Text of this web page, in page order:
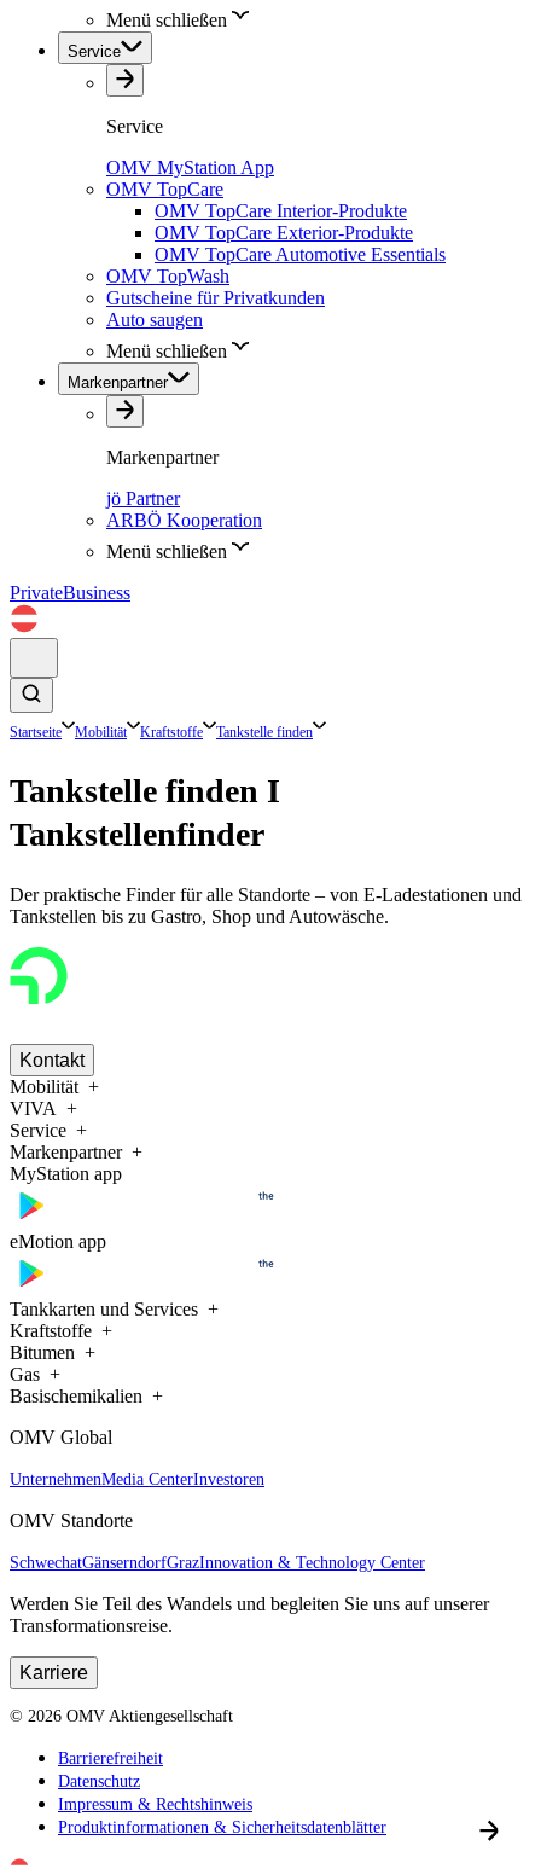
Menü schließen
Service
Service
OMV MyStation App
OMV TopCare
OMV TopCare Interior-Produkte
OMV TopCare Exterior-Produkte
OMV TopCare Automotive Essentials
OMV TopWash
Gutscheine für Privatkunden
Auto saugen
Menü schließen
Markenpartner
Markenpartner
jö Partner
ARBÖ Kooperation
Menü schließen
PrivateBusiness
Startseite Mobilität Kraftstoffe Tankstelle finden
Tankstelle finden I
Tankstellenfinder
Der praktische Finder für alle Standorte – von E-Ladestationen und
Tankstellen bis zu Gastro, Shop und Autowäsche.
Kontakt
Mobilität
VIVA
Service
Markenpartner
MyStation app
eMotion app
Tankkarten und Services
Kraftstoffe
Bitumen
Gas
Basischemikalien
OMV Global
UnternehmenMedia CenterInvestoren
OMV Standorte
SchwechatGänserndorfGrazInnovation & Technology Center
Werden Sie Teil des Wandels und begleiten Sie uns auf unserer
Transformationsreise.
Karriere
© 2026 OMV Aktiengesellschaft
Barrierefreiheit
Datenschutz
Impressum & Rechtshinweis
Produktinformationen & Sicherheitsdatenblätter